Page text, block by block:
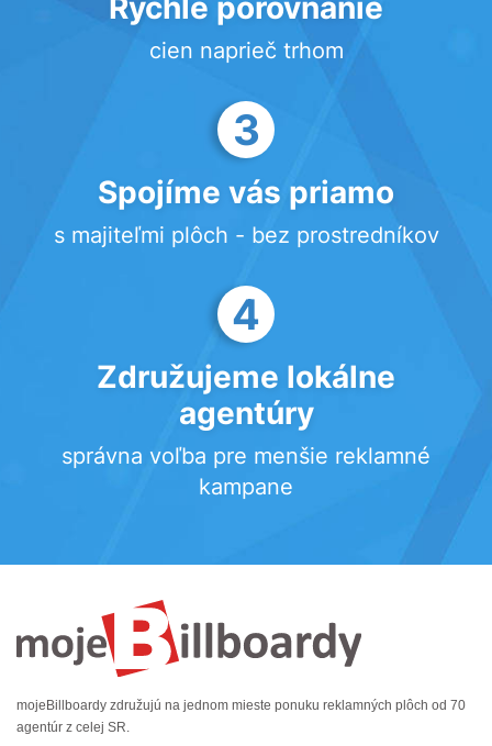
Rýchle porovnanie
cien naprieč trhom
3
Spojíme vás priamo
s majiteľmi plôch - bez prostredníkov
4
Združujeme lokálne
agentúry
správna voľba pre menšie reklamné
kampane
mojeBillboardy združujú na jednom mieste ponuku reklamných plôch od 70
agentúr z celej SR.